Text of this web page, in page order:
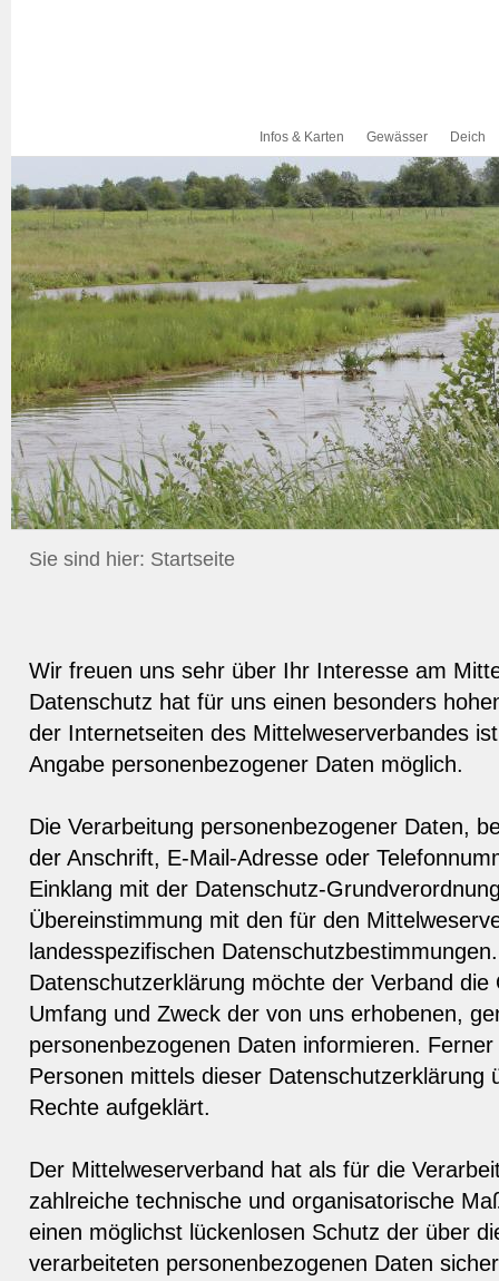
Infos & Karten Gewässer Deich
Sie sind hier: Startseite
Wir freuen uns sehr über Ihr Interesse am
Datenschutz hat für uns einen besonders
der Internetseiten des Mittelweserverbandes
Angabe personenbezogener Daten möglich.
Die Verarbeitung personenbezogener Daten,
der Anschrift, E-Mail-Adresse oder
Einklang mit der Datenschutz-
Übereinstimmung mit den für den
landesspezifischen
Datenschutzerklärung möchte der Verband
Umfang und Zweck der von uns erhobenen,
personenbezogenen Daten informieren.
Personen mittels dieser Datenschutzerklärung
Rechte aufgeklärt.
Der Mittelweserverband hat als für die
zahlreiche technische und organisatorische
einen möglichst lückenlosen Schutz der über
verarbeiteten personenbezogenen Daten